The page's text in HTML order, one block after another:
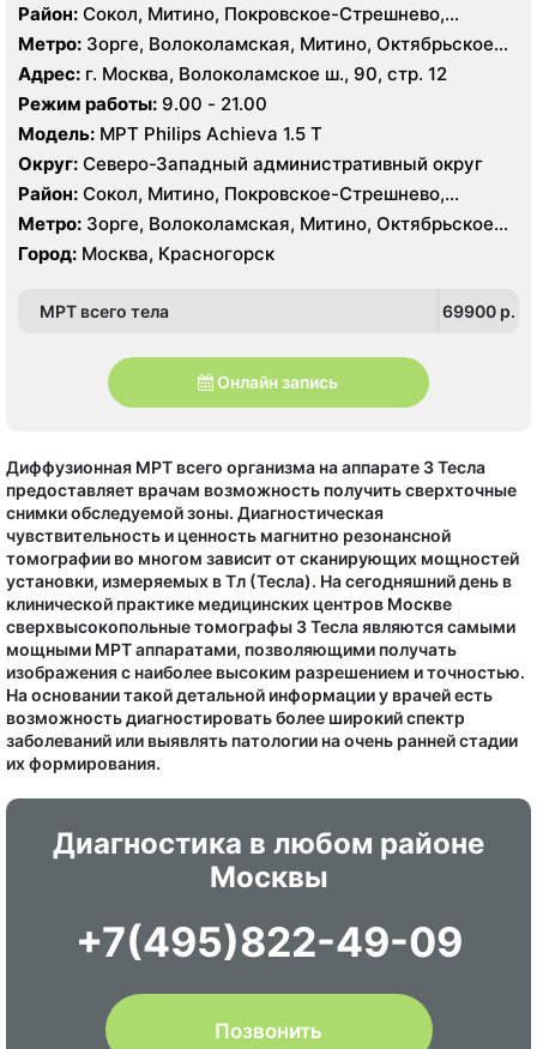
Район: Сокол, Митино, Покровское-Стрешнево,
Северное Тушино, Строгино, Хорошёво-Мнёвники,
Щукино, Южное Тушино
Метро: Зорге, Волоколамская, Митино, Октябрьское
поле, Панфиловская, Планерная, Сокол, Спартак,
Стрешнево, Сходненская, Тушинская, Щукинская
Адрес: г. Москва, Волоколамское ш., 90, стр. 12
Режим работы: 9.00 - 21.00
Модель: МРТ Philips Achieva 1.5 T
Округ: Северо-Западный административный округ
Район: Сокол, Митино, Покровское-Стрешнево,
Северное Тушино, Строгино, Хорошёво-Мнёвники,
Щукино, Южное Тушино
Метро: Зорге, Волоколамская, Митино, Октябрьское
поле, Панфиловская, Планерная, Сокол, Спартак,
Стрешнево, Сходненская, Тушинская, Щукинская
Город: Москва, Красногорск
МРТ всего тела 69900 p.
Онлайн запись
Диффузионная МРТ всего организма на аппарате 3 Тесла
предоставляет врачам возможность получить сверхточные
снимки обследуемой зоны. Диагностическая
чувствительность и ценность магнитно резонансной
томографии во многом зависит от сканирующих мощностей
установки, измеряемых в Тл (Тесла). На сегодняшний день в
клинической практике медицинских центров Москве
сверхвысокопольные томографы 3 Тесла являются самыми
мощными МРТ аппаратами, позволяющими получать
изображения с наиболее высоким разрешением и точностью.
На основании такой детальной информации у врачей есть
возможность диагностировать более широкий спектр
заболеваний или выявлять патологии на очень ранней стадии
их формирования.
Диагностика в любом районе
Москвы
+7(495)822-49-09
Позвонить